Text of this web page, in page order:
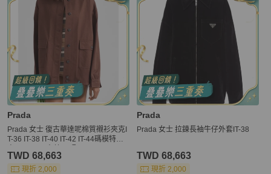
Prada
Prada 女士 復古華達呢棉質襯衫夾克I
T-36 IT-38 IT-40 IT-42 IT-44碼模特身
TWD 68,663
現折 2,000
Prada
Prada 女士 拉鍊長袖牛仔外套IT-38
TWD 68,663
現折 2,000